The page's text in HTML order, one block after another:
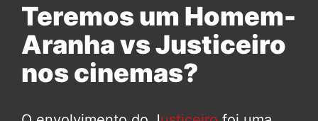
Teremos um Homem-
Aranha vs Justiceiro
nos cinemas?